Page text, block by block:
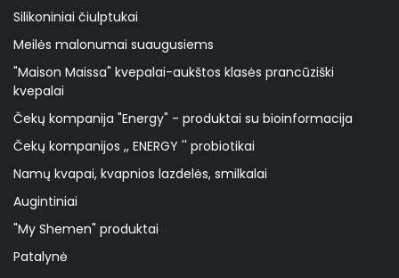
Silikoniniai čiulptukai
Meilės malonumai suaugusiems
"Maison Maissa" kvepalai-aukštos klasės prancūziški
kvepalai
Čekų kompanija "Energy" - produktai su bioinformacija
Čekų kompanijos ,, ENERGY '' probiotikai
Namų kvapai, kvapnios lazdelės, smilkalai
Augintiniai
"My Shemen" produktai
Patalynė